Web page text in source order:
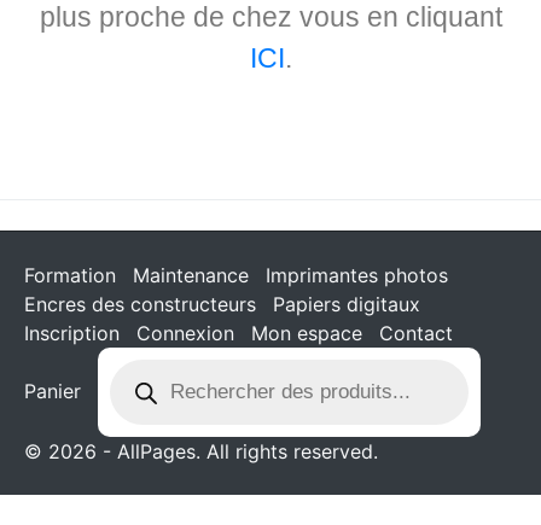
plus proche de chez vous en cliquant
ICI.
Formation Maintenance
Imprimantes photos
Encres des constructeurs
Papiers digitaux
Inscription
Connexion Mon espace Contact
Panier
© 2026 - AllPages. All rights reserved.